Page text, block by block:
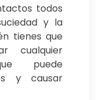
todos
y la
tienes que
cualquier
puede
y causar